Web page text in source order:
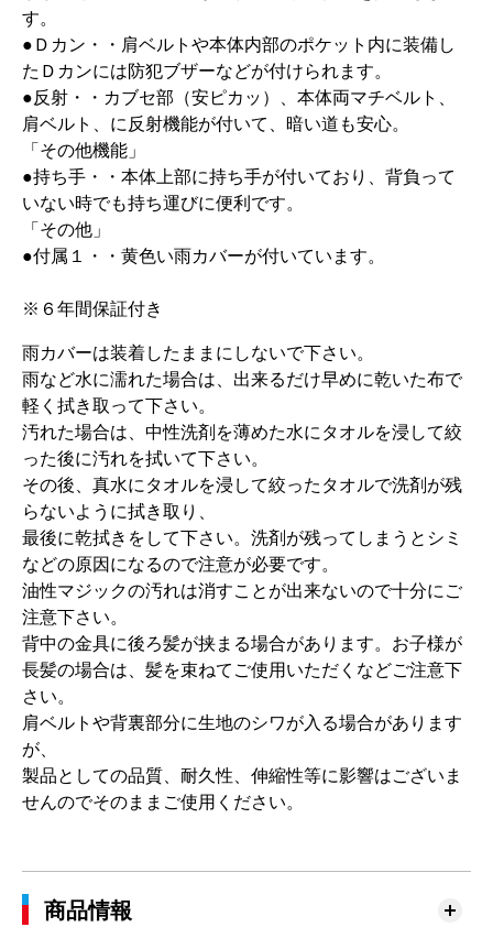
す。
●Ｄカン・・肩ベルトや本体内部のポケット内に装備し
たＤカンには防犯ブザーなどが付けられます。
●反射・・カブセ部（安ピカッ）、本体両マチベルト、
肩ベルト、に反射機能が付いて、暗い道も安心。
「その他機能」
●持ち手・・本体上部に持ち手が付いており、背負って
いない時でも持ち運びに便利です。
「その他」
●付属１・・黄色い雨カバーが付いています。
※６年間保証付き
雨カバーは装着したままにしないで下さい。
雨など水に濡れた場合は、出来るだけ早めに乾いた布で
軽く拭き取って下さい。
汚れた場合は、中性洗剤を薄めた水にタオルを浸して絞
った後に汚れを拭いて下さい。
その後、真水にタオルを浸して絞ったタオルで洗剤が残
らないように拭き取り、
最後に乾拭きをして下さい。洗剤が残ってしまうとシミ
などの原因になるので注意が必要です。
油性マジックの汚れは消すことが出来ないので十分にご
注意下さい。
背中の金具に後ろ髪が挟まる場合があります。お子様が
長髪の場合は、髪を束ねてご使用いただくなどご注意下
さい。
肩ベルトや背裏部分に生地のシワが入る場合があります
が、
製品としての品質、耐久性、伸縮性等に影響はございま
せんのでそのままご使用ください。
商品情報